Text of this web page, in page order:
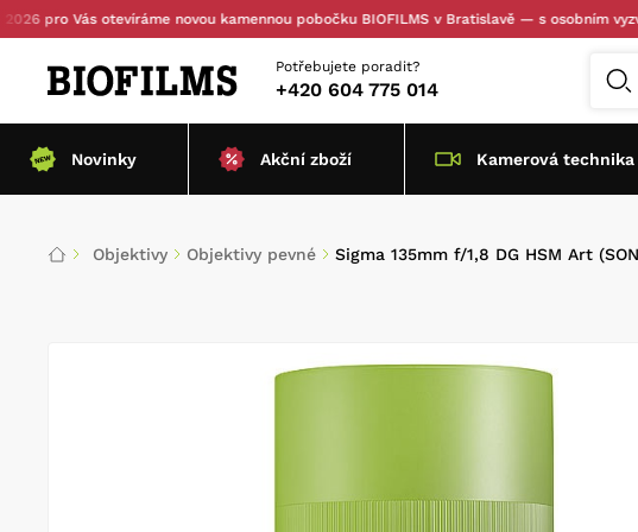
Vás otevíráme novou kamennou pobočku BIOFILMS v Bratislavě — s osobním
Potřebujete poradit?
+420 604 775 014
Novinky Akční zboží Kamerová technika
Objektivy Objektivy pevné Sigma 135mm f/1,8 DG HSM Art